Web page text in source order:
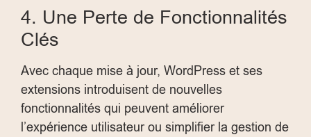
4. Une Perte de Fonctionnalités
Clés
Avec chaque mise à jour, WordPress et ses
extensions introduisent de nouvelles
fonctionnalités qui peuvent améliorer
l’expérience utilisateur ou simplifier la gestion de